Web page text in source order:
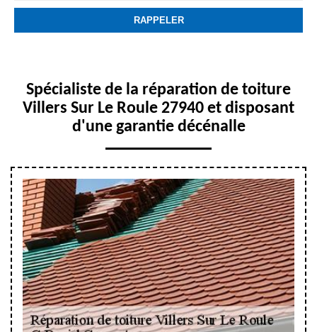
Spécialiste de la réparation de toiture
Villers Sur Le Roule 27940 et disposant
d'une garantie décénalle